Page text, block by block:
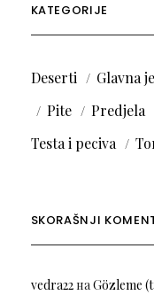
KATEGORIJE
Deserti Glavna
Pite
Predjela
Testa i peciva
SKORAŠNJI
vedra22наGözleme